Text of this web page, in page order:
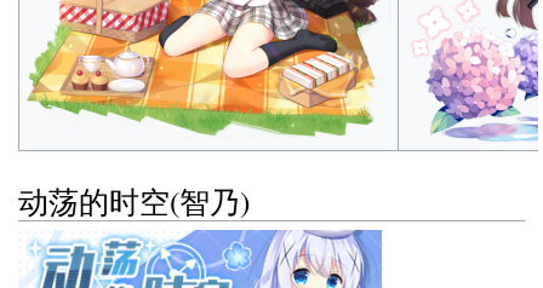
动荡的时空(智乃)